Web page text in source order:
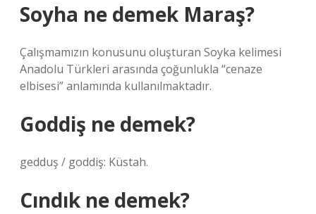
Soyha ne demek Maraş?
Çalışmamızın konusunu oluşturan Soyka kelimesi
Anadolu Türkleri arasında çoğunlukla “cenaze
elbisesi” anlamında kullanılmaktadır.
Goddiş ne demek?
gedduş / goddiş: Küstah.
Cındık ne demek?